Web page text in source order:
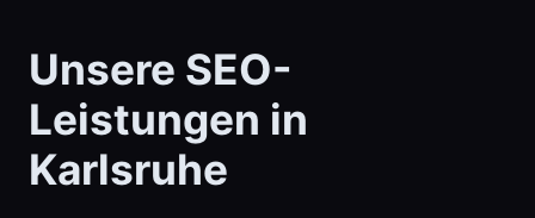
Unsere SEO-
Leistungen in
Karlsruhe